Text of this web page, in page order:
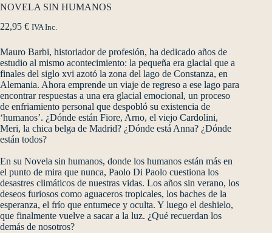
NOVELA SIN HUMANOS
22,95 € IVA Inc.
Mauro Barbi, historiador de profesión, ha dedicado años de
estudio al mismo acontecimiento: la pequeña era glacial que a
finales del siglo xvi azotó la zona del lago de Constanza, en
Alemania. Ahora emprende un viaje de regreso a ese lago para
encontrar respuestas a una era glacial emocional, un proceso
de enfriamiento personal que despobló su existencia de
‘humanos’. ¿Dónde están Fiore, Arno, el viejo Cardolini,
Meri, la chica belga de Madrid? ¿Dónde está Anna? ¿Dónde
están todos?
En su Novela sin humanos, donde los humanos están más en
el punto de mira que nunca, Paolo Di Paolo cuestiona los
desastres climáticos de nuestras vidas. Los años sin verano, los
deseos furiosos como aguaceros tropicales, los baches de la
esperanza, el frío que entumece y oculta. Y luego el deshielo,
que finalmente vuelve a sacar a la luz. ¿Qué recuerdan los
demás de nosotros?